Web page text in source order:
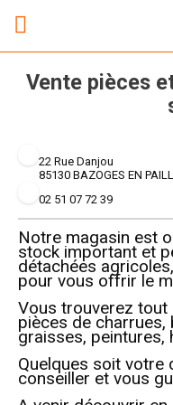
Vente pièces
22 Rue Danjou
85130 BAZOGES EN
02 51 07 72 39
Notre magasin est
stock important et
détachées
pour vous offrir le
Vous trouverez tout
pièces de charrues,
graisses, peintures,
Quelques soit votre
conseiller et vous